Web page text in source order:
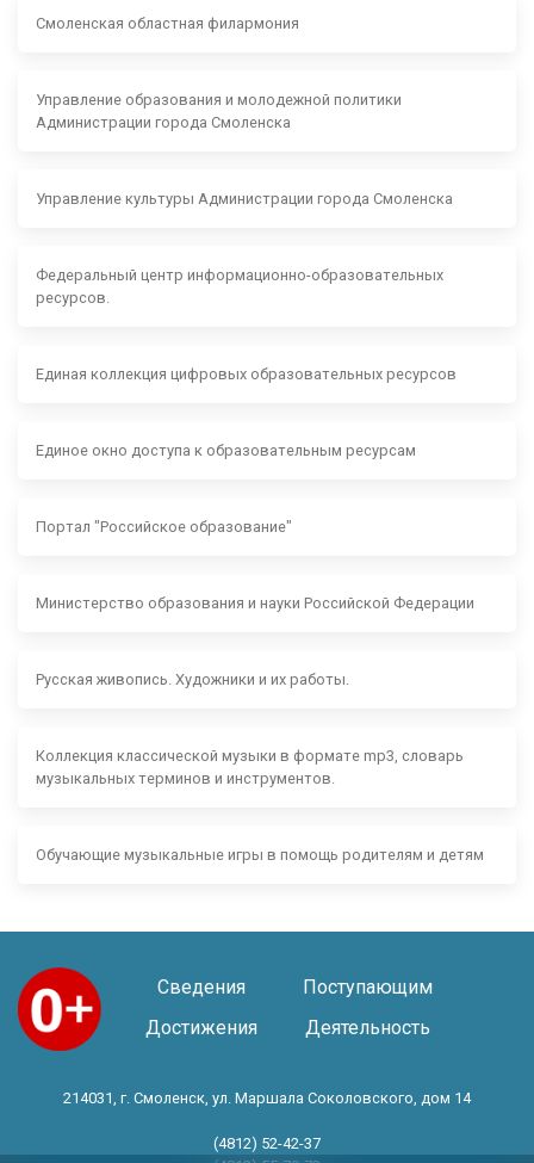
Смоленская областная филармония
Управление образования и молодежной политики
Администрации города Смоленска
Управление культуры Администрации города Смоленска
Федеральный центр информационно-образовательных
ресурсов.
Единая коллекция цифровых образовательных ресурсов
Единое окно доступа к образовательным ресурсам
Портал "Российское образование"
Министерство образования и науки Российской Федерации
Русская живопись. Художники и их работы.
Коллекция классической музыки в формате mp3, словарь
музыкальных терминов и инструментов.
Обучающие музыкальные игры в помощь родителям и детям
Сведения
Поступающим
Достижения
Деятельность
214031, г. Смоленск, ул. Маршала Соколовского, дом 14
(4812) 52-42-37